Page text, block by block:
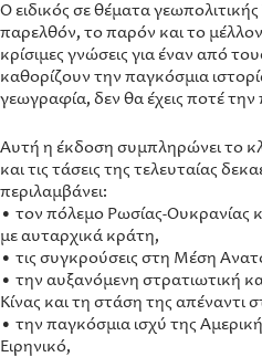
Ο ειδικός σε θέματα
παρελθόν, το παρόν και το
κρίσιμες γνώσεις για έναν από
καθορίζουν την παγκόσμια
γεωγραφία, δεν θα έχεις ποτέ την
Αυτή η έκδοση συμπληρώνει το
και τις τάσεις της τελευταίας
περιλαμβάνει:
• τον πόλεμο Ρωσίας-Ουκρανίας
με αυταρχικά κράτη,
• τις συγκρούσεις στη Μέση
• την αυξανόμενη στρατιωτική
Κίνας και τη στάση της απέναντι
• την παγκόσμια ισχύ της
Ειρηνικό,